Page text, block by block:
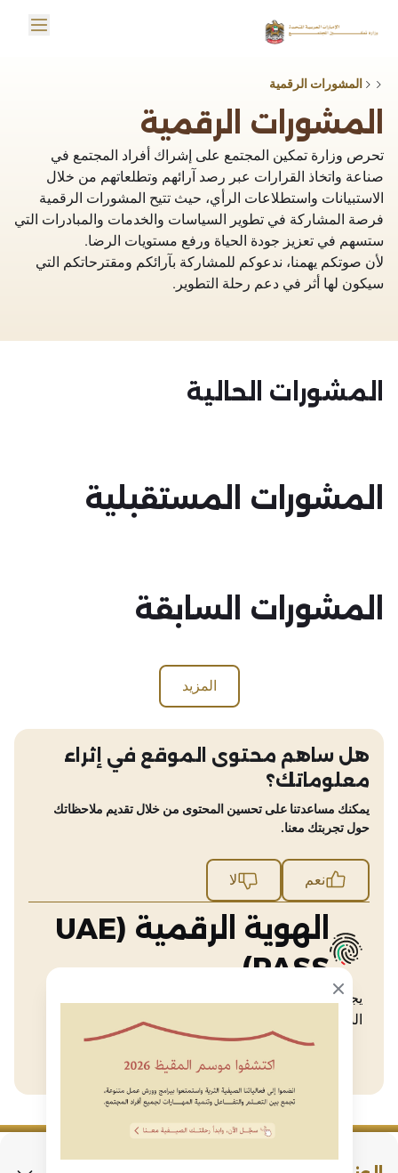
menu
المشورات الرقمية
المشورات الرقمية
تحرص وزارة تمكين المجتمع على إشراك أفراد المجتمع في
صناعة واتخاذ القرارات عبر رصد آرائهم وتطلعاتهم من خلال
الاستبيانات واستطلاعات الرأي، حيث تتيح المشورات الرقمية
فرصة المشاركة في تطوير السياسات والخدمات والمبادرات التي
ستسهم في تعزيز جودة الحياة ورفع مستويات الرضا.
لأن صوتكم يهمنا، ندعوكم للمشاركة بآرائكم ومقترحاتكم التي
سيكون لها أثر في دعم رحلة التطوير.
المشورات الحالية
المشورات المستقبلية
المشورات السابقة
المزيد
هل ساهم محتوى الموقع في إثراء
معلوماتك؟
يمكنك مساعدتنا على تحسين المحتوى من خلال تقديم ملاحظاتك
حول تجربتك معنا.
نعم لا
الهوية الرقمية (UAE
PASS)
الدخول والاستفادة من خدماتنا الإلكترونية
المتابعة باستخدام "الهوية الرقمية"
Close modal